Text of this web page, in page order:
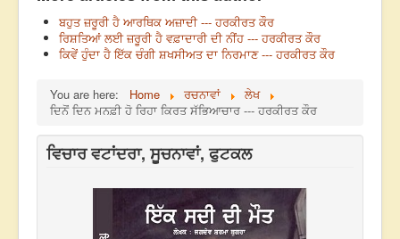
ਬਹੁਤ ਜ਼ਰੂਰੀ ਹੈ ਆਰਥਿਕ ਅਜ਼ਾਦੀ --- ਹਰਕੀਰਤ ਕੌਰ
ਰਿਸ਼ਤਿਆਂ ਲਈ ਜ਼ਰੂਰੀ ਹੈ ਵਫ਼ਾਦਾਰੀ ਦੀ ਨੀਂਹ --- ਹਰਕੀਰਤ ਕੌਰ
ਕਿਵੇਂ ਹੁੰਦਾ ਹੈ ਇੱਕ ਚੰਗੀ ਸ਼ਖਸੀਅਤ ਦਾ ਨਿਰਮਾਣ --- ਹਰਕੀਰਤ ਕੌਰ
You are here: Home ਰਚਨਾਵਾਂ
ਲੇਖ
ਦਿਨੋਂ ਦਿਨ ਮਨਫ਼ੀ ਹੋ ਰਿਹਾ ਕਿਰਤ ਸੱਭਿਆਚਾਰ --- ਹਰਕੀਰਤ ਕੌਰ
ਵਿਚਾਰ ਵਟਾਂਦਰਾ, ਸੂਚਨਾਵਾਂ, ਫੁਟਕਲ